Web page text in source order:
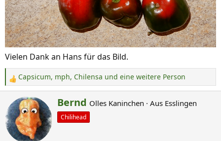
Vielen Dank an Hans für das Bild.
R
e
a
k
t
i
Capsicum, mph, Chilensa und eine weitere Person
G
e
s
Bernd Olles Kaninchen · Aus Esslingen
Chilihead